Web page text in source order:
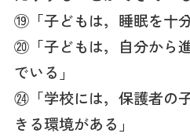
⑲「子どもは，睡眠を十
⑳「子どもは，自分から
でいる」
㉔「学校には，保護者の
きる環境がある」